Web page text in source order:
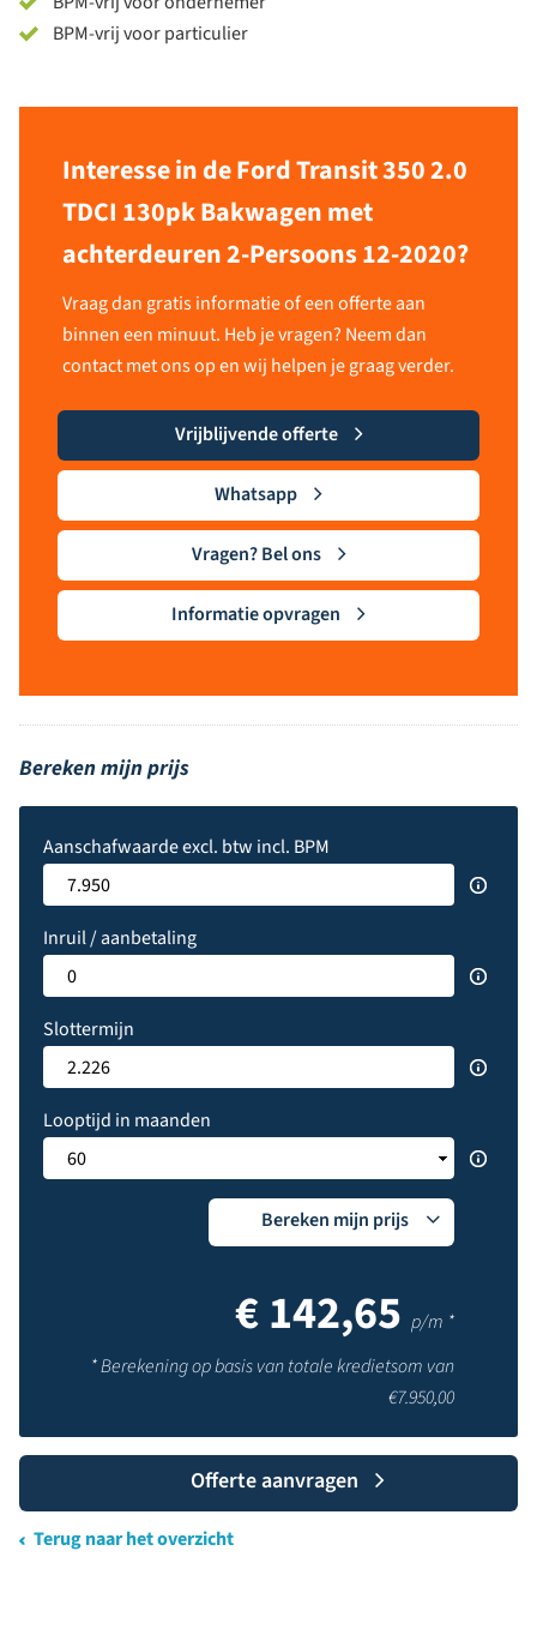
BPM-vrij voor particulier
Interesse in de Ford Transit 350 2.0
TDCI 130pk Bakwagen met
achterdeuren 2-Persoons 12-2020?
Vraag dan gratis informatie of een offerte aan
binnen een minuut. Heb je vragen? Neem dan
contact met ons op en wij helpen je graag verder.
Vrijblijvende offerte
Whatsapp
Vragen? Bel ons
Informatie opvragen
Bereken mijn prijs
Aanschafwaarde excl. btw incl. BPM
Inruil / aanbetaling
Slottermijn
Looptijd in maanden
Bereken mijn prijs
€142,65 p/m *
* Berekening op basis van totale kredietsom van
€7.950,00
Offerte aanvragen
Terug naar het overzicht